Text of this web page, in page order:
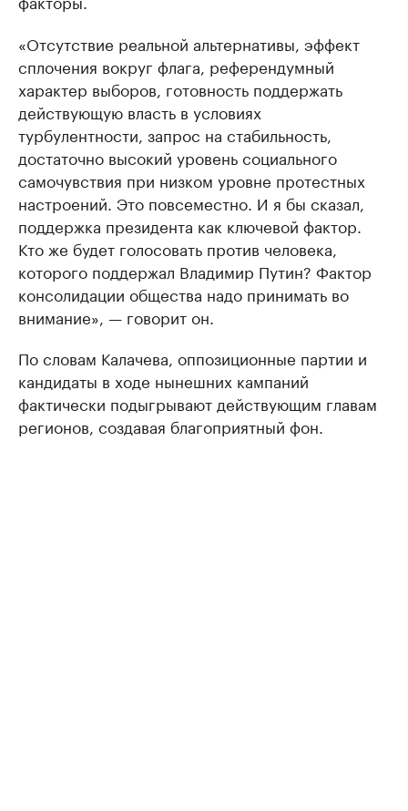
«Отсутствие реальной альтернативы, эффект
сплочения вокруг флага, референдумный
характер выборов, готовность поддержать
действующую власть в условиях
турбулентности, запрос на стабильность,
достаточно высокий уровень социального
самочувствия при низком уровне протестных
настроений. Это повсеместно. И я бы сказал,
поддержка президента как ключевой фактор.
Кто же будет голосовать против человека,
которого поддержал Владимир Путин? Фактор
консолидации общества надо принимать во
внимание», — говорит он.
По словам Калачева, оппозиционные партии и
кандидаты в ходе нынешних кампаний
фактически подыгрывают действующим главам
регионов, создавая благоприятный фон.